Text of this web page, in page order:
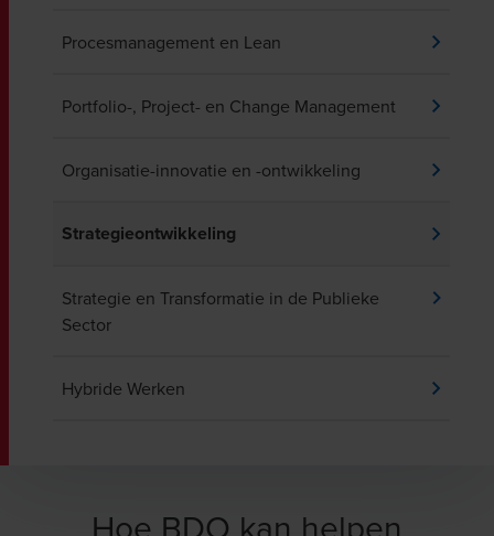
Procesmanagement en Lean
Portfolio-, Project- en Change Management
Organisatie-innovatie en -ontwikkeling
Strategieontwikkeling
Strategie en Transformatie in de Publieke
Sector
Hybride Werken